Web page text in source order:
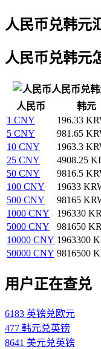
人民币兑韩元
人民币兑韩元
人民币兑
人民币
韩元
1 CNY
196.33
5 CNY
981.65
10 CNY
1963.3
25 CNY
4908.25
50 CNY
9816.5
100 CNY
19633
500 CNY
98165
1000 CNY
196330
5000 CNY
981650
10000 CNY 1963300
50000 CNY 9816500
用户正在查兑
6183 英镑兑欧元
477 韩元兑英镑
8641 美元兑英镑